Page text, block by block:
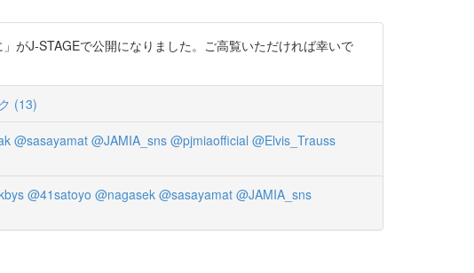
がJ-STAGEで公開になりました。ご高覧いただければ幸いで
(13)
@sasayamat @JAMIA_sns @pjmiaofficial @Elvis_Trauss
@41satoyo @nagasek @sasayamat @JAMIA_sns